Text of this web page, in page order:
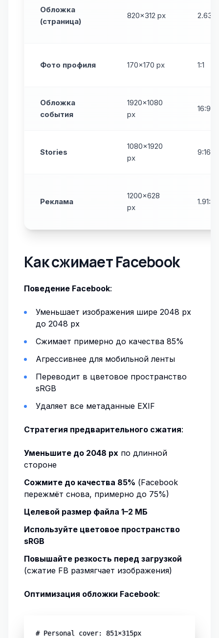
Обложка
(страница)
820×312 px 2.63:1
Фото профиля 170×170 px 1:1
Обложка
события
1920×1080
px
16:9
Stories
1080×1920
px
9:16
Реклама
1200×628
px
1.91:1
Как сжимает Facebook
Поведение Facebook:
Уменьшает изображения шире 2048 px
до 2048 px
Сжимает примерно до качества 85%
Агрессивнее для мобильной ленты
Переводит в цветовое пространство
sRGB
Удаляет все метаданные EXIF
Стратегия предварительного сжатия:
Уменьшите до 2048 px по длинной
стороне
Сожмите до качества 85% (Facebook
пережмёт снова, примерно до 75%)
Целевой размер файла 1–2 МБ
Используйте цветовое пространство
sRGB
Повышайте резкость перед загрузкой
(сжатие FB размягчает изображения)
Оптимизация обложки Facebook:
# Personal cover: 851×315px